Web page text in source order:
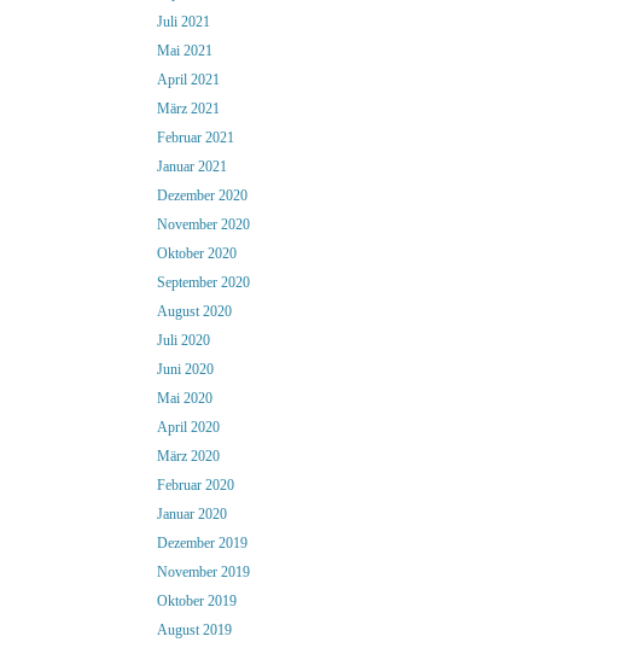
Juli 2021
Mai 2021
April 2021
März 2021
Februar 2021
Januar 2021
Dezember 2020
November 2020
Oktober 2020
September 2020
August 2020
Juli 2020
Juni 2020
Mai 2020
April 2020
März 2020
Februar 2020
Januar 2020
Dezember 2019
November 2019
Oktober 2019
August 2019